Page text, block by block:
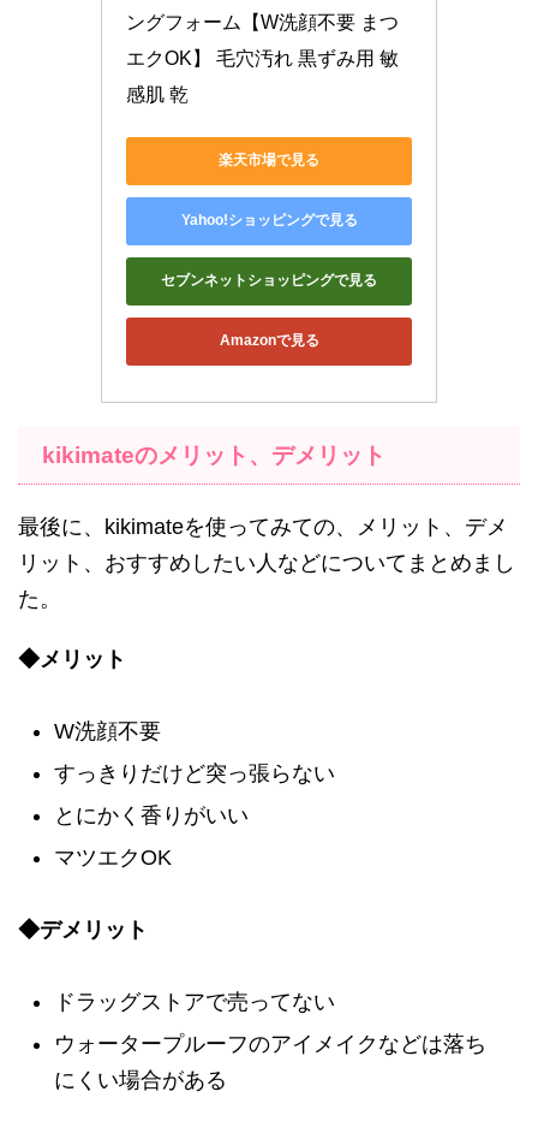
ングフォーム【W洗顔不要 まつ
エクOK】 毛穴汚れ 黒ずみ用 敏
感肌 乾
楽天市場で見る
Yahoo!ショッピングで見る
セブンネットショッピングで見る
Amazonで見る
kikimateのメリット、デメリット
最後に、kikimateを使ってみての、メリット、デメ
リット、おすすめしたい人などについてまとめまし
た。
◆メリット
W洗顔不要
すっきりだけど突っ張らない
とにかく香りがいい
マツエクOK
◆デメリット
ドラッグストアで売ってない
ウォータープルーフのアイメイクなどは落ち
にくい場合がある